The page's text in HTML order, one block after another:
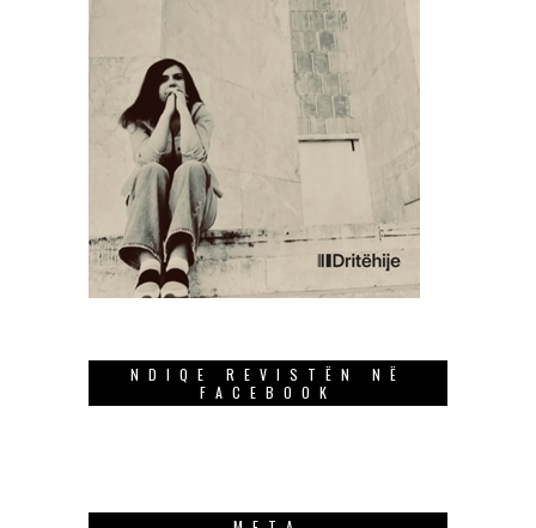
NDIQE REVISTËN NË
FACEBOOK